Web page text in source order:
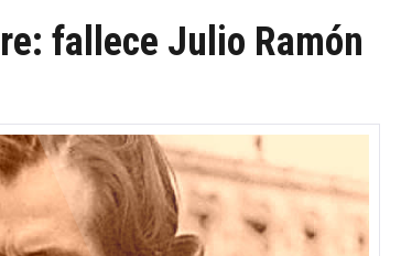
fallece Julio Ramón